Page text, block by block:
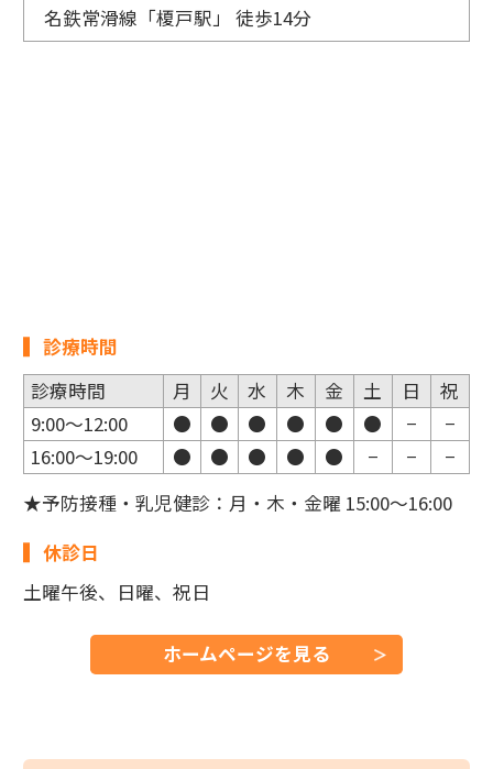
名鉄常滑線「榎戸駅」 徒歩14分
診療時間
診療時間
月 火 水 木 金 土 日
祝
9:00～12:00
● ● ● ● ● ● −
−
16:00～19:00
● ● ● ● ● − −
−
★予防接種・乳児健診：月・木・金曜 15:00～16:00
休診日
土曜午後、日曜、祝日
ホームページを見る